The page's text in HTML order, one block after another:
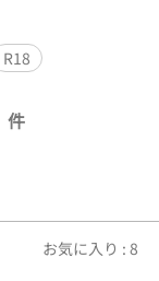
R18
件
お気に入り : 8